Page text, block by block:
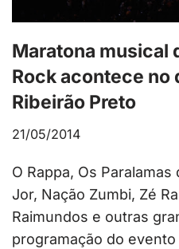
Maratona musical
Rock acontece no
Ribeirão Preto
21/05/2014
O Rappa, Os
Jor, Nação Zumbi, Zé
Raimundos e outras
programação do evento